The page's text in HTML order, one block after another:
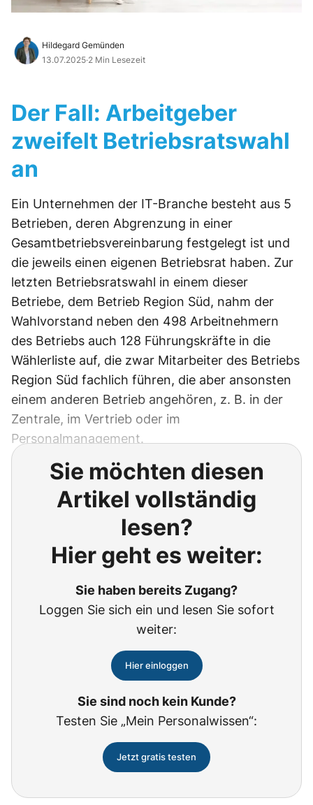
Hildegard Gemünden
13.07.2025·2 Min Lesezeit
Der Fall: Arbeitgeber
zweifelt Betriebsratswahl
an
Ein Unternehmen der IT-Branche besteht aus 5
Betrieben, deren Abgrenzung in einer
Gesamtbetriebsvereinbarung festgelegt ist und
die jeweils einen eigenen Betriebsrat haben. Zur
letzten Betriebsratswahl in einem dieser
Betriebe, dem Betrieb Region Süd, nahm der
Wahlvorstand neben den 498 Arbeitnehmern
des Betriebs auch 128 Führungskräfte in die
Wählerliste auf, die zwar Mitarbeiter des Betriebs
Region Süd fachlich führen, die aber ansonsten
einem anderen Betrieb angehören, z. B. in der
Zentrale, im Vertrieb oder im
Personalmanagement.
Sie möchten diesen
Artikel vollständig
lesen?
Hier geht es weiter:
Sie haben bereits Zugang?
Loggen Sie sich ein und lesen Sie sofort
weiter:
Hier einloggen
Sie sind noch kein Kunde?
Testen Sie „Mein Personalwissen“:
Jetzt gratis testen